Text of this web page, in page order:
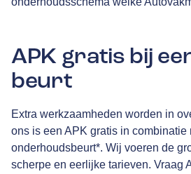
APK gratis bij
beurt
Extra werkzaamheden worden in
ons is een APK gratis in combinatie
onderhoudsbeurt*. Wij voeren de
scherpe en eerlijke tarieven. Vraag